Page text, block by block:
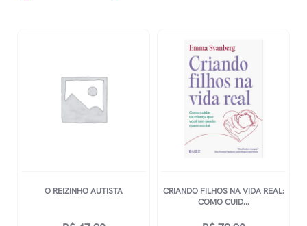
O REIZINHO AUTISTA
CRIANDO FILHOS NA VIDA REAL:
COMO CUID...